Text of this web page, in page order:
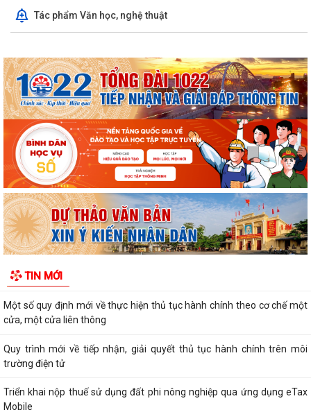
Tác phẩm Văn học, nghệ thuật
TIN MỚI
Đội tuyển Hải Phòng đoạt giải A Hội thi lực lượng tham gia bảo vệ an
ninh, trật tự ở cơ sở giỏi...
KINH MÔN: SÔI NỔI CHƯƠNG TRÌNH ENGLISH FESTIVAL 2026
UBND phường Kinh Môn họp đẩy nhanh tiến độ giải phóng mặt bằng
các dự án
Khai mạc Chung kết Hội thi lực lượng tham gia bảo vệ ANTT ở cơ sở
giỏi toàn quốc lần thứ nhất, năm...
ở cơ sở giỏi toàn quốc (lần...
Một số quy định mới về thực hiện thủ tục hành chính theo cơ chế một
cửa, một cửa liên thông
Quy trình mới về tiếp nhận, giải quyết thủ tục hành chính trên môi
trường điện tử
Triển khai nộp thuế sử dụng đất phi nông nghiệp qua ứng dụng eTax
Mobile